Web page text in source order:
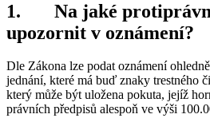
1. Na jaké
upozornit v oznámení?
Dle Zákona lze podat oznámení
jednání, které má buď znaky trestného
který může být uložena pokuta, jejíž
právních předpisů alespoň ve výši